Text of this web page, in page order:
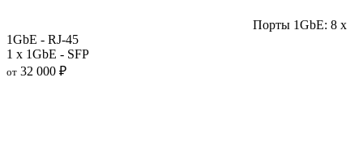
Порты 1GbE: 8 x
1GbE - RJ-45
1 x 1GbE - SFP
от 32 000 ₽